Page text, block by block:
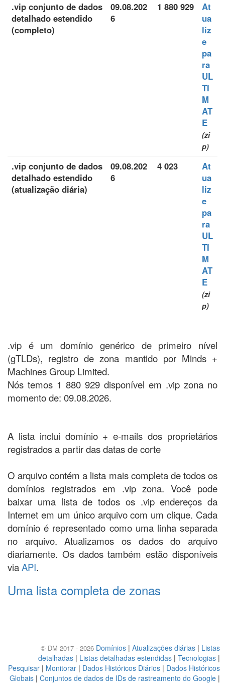
.vip conjunto de dados
detalhado estendido
(completo)
09.08.202
6
1 880 929
At
ua
liz
e
pa
ra
UL
TI
M
AT
E
(zi
p)
.vip conjunto de dados
detalhado estendido
(atualização diária)
09.08.202
6
4 023
At
ua
liz
e
pa
ra
UL
TI
M
AT
E
(zi
p)
.vip é um domínio genérico de primeiro nível
(gTLDs), registro de zona mantido por Minds +
Machines Group Limited.
Nós temos 1 880 929 disponível em .vip zona no
momento de: 09.08.2026.
A lista inclui domínio + e-mails dos proprietários
registrados a partir das datas de corte
O arquivo contém a lista mais completa de todos os
domínios registrados em .vip zona. Você pode
baixar uma lista de todos os .vip endereços da
Internet em um único arquivo com um clique. Cada
domínio é representado como uma linha separada
no arquivo. Atualizamos os dados do arquivo
diariamente. Os dados também estão disponíveis
viaAPI.
Uma lista completa de zonas
© DM 2017 - 2026 Domínios | Atualizações diárias | Listas
detalhadas | Listas detalhadas estendidas | Tecnologias |
Pesquisar | Monitorar | Dados Históricos Diários | Dados Históricos
Globais | Conjuntos de dados de IDs de rastreamento do Google |